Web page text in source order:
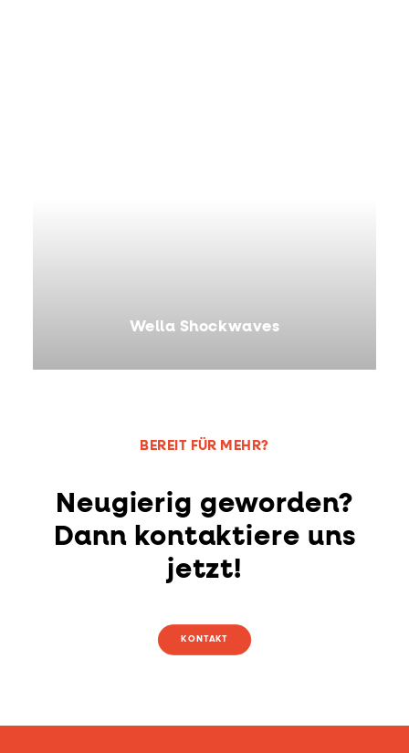
Wella Shockwaves
BEREIT FÜR MEHR?
Neugierig geworden?
Dann kontaktiere uns
jetzt!
KONTAKT